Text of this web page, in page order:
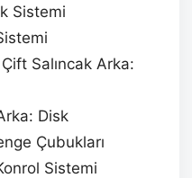
Sistemi
Salıncak Arka:
Disk
Çubukları
Sistemi